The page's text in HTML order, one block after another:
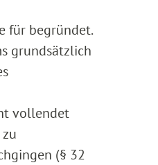
für begründet.
grundsätzlich
vollendet
(§ 32